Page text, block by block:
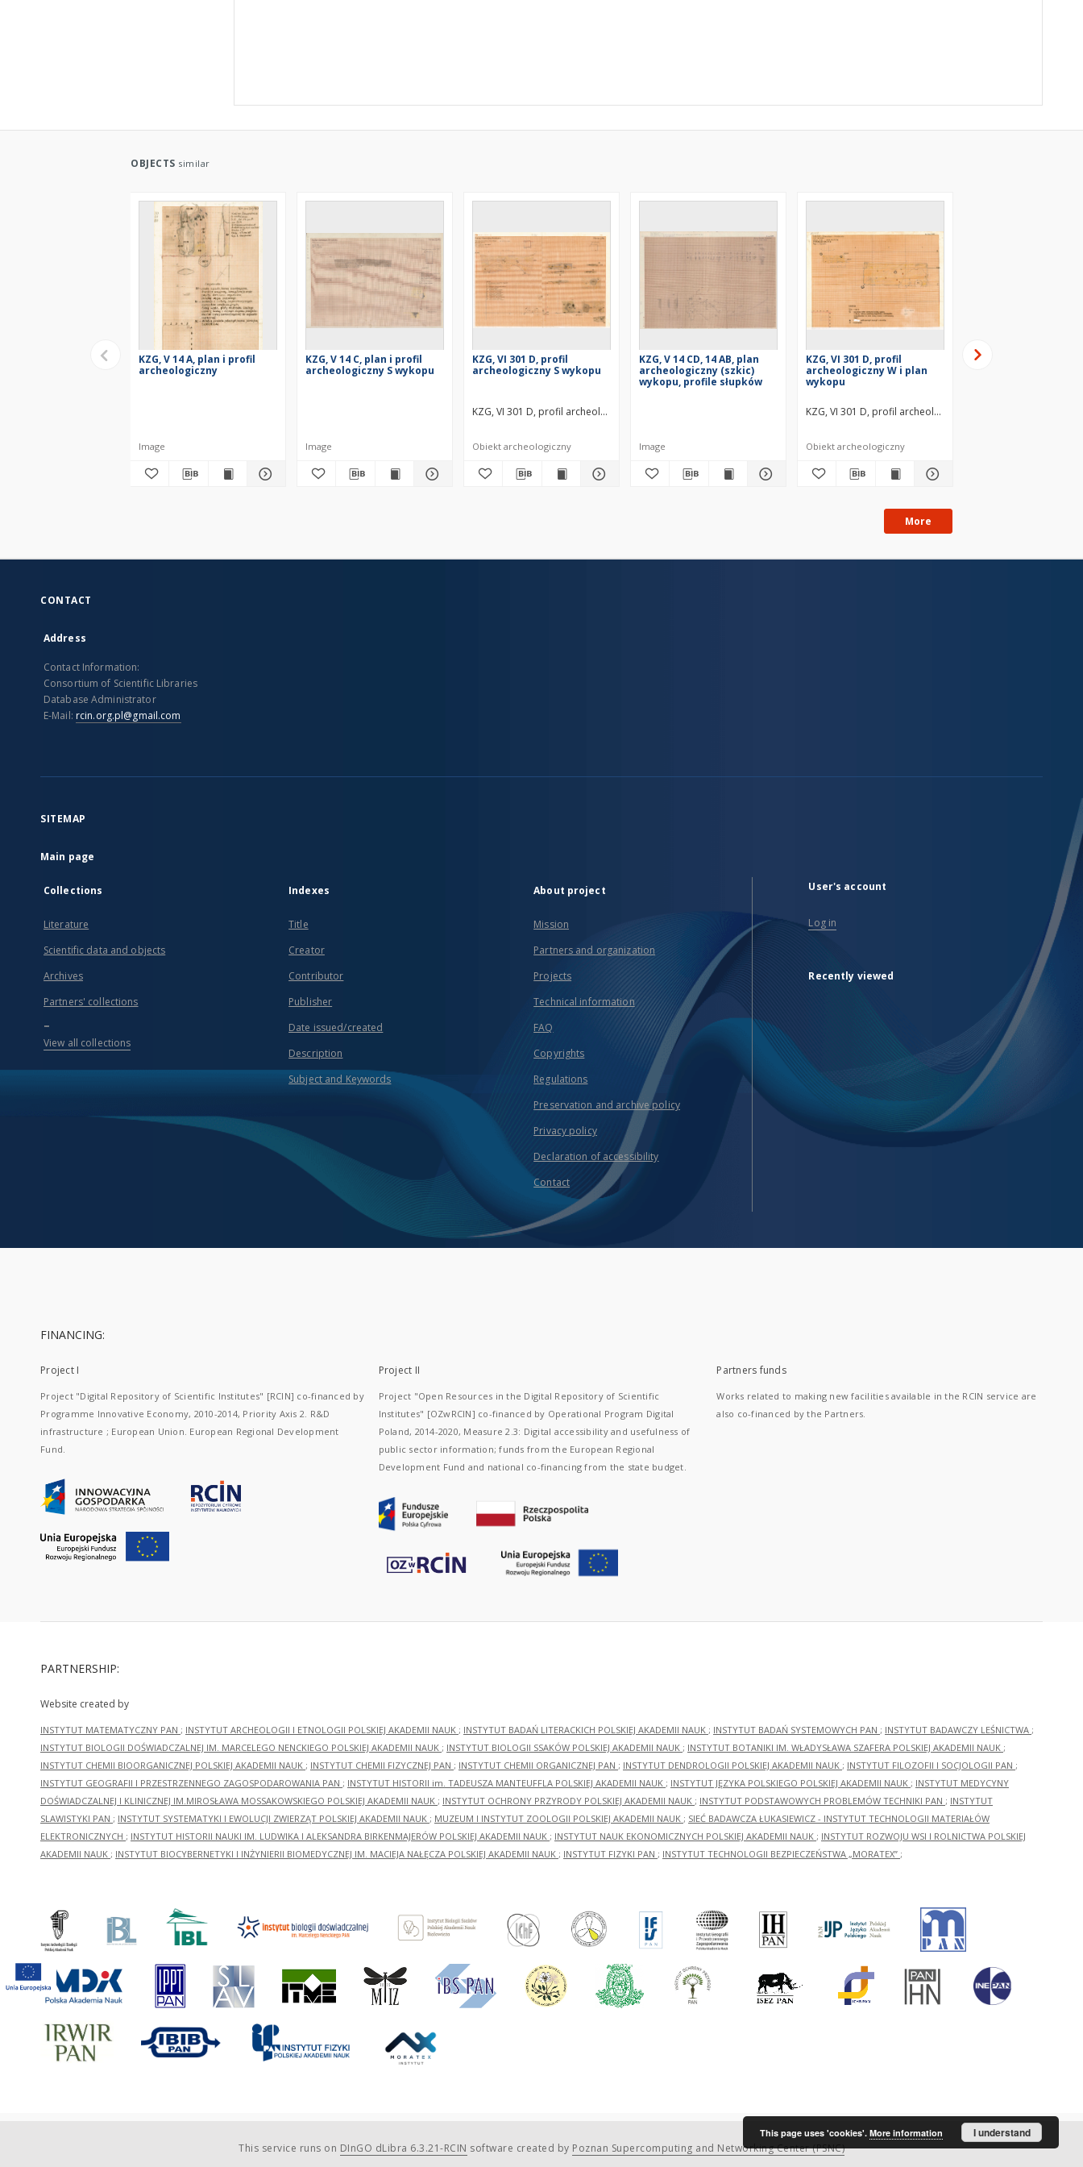
OBJECTS similar
KZG, V 14 A, plan i profil
archeologiczny
Image
KZG, V 14 C, plan i profil
archeologiczny S wykopu
Image
KZG, VI 301 D, profil
archeologiczny S wykopu
KZG, VI 301 D, profil archeologiczny S wykopu średniowiecze wczesne
Obiekt archeologiczny
KZG, V 14 CD, 14 AB, plan
archeologiczny (szkic)
wykopu, profile słupków
Image
KZG, VI 301 D, profil
archeologiczny W i plan
wykopu
KZG, VI 301 D, profil archeologiczny W i plan wykopu
Obiekt archeologiczny
KZG, VI 301 D, profil
More
CONTACT
Address
Contact Information:
Consortium of Scientific Libraries
Database Administrator
E-Mail: rcin.org.pl@gmail.com
SITEMAP
Main page
Collections
Literature
Scientific data and objects
Archives
Partners' collections
...
View all collections
Indexes
Title
Creator
Contributor
Publisher
Date issued/created
Description
Subject and Keywords
About project
Mission
Partners and organization
Projects
Technical information
FAQ
Copyrights
Regulations
Preservation and archive policy
Privacy policy
Declaration of accessibility
Contact
User's account
Log in
Recently viewed
FINANCING:
Project I
Project "Digital Repository of Scientific Institutes" [RCIN] co-financed by
Programme Innovative Economy, 2010-2014, Priority Axis 2. R&D
infrastructure ; European Union. European Regional Development
Fund.
Project II
Project "Open Resources in the Digital Repository of Scientific
Institutes" [OZwRCIN] co-financed by Operational Program Digital
Poland, 2014-2020, Measure 2.3: Digital accessibility and usefulness of
public sector information; funds from the European Regional
Development Fund and national co-financing from the state budget.
Partners funds
Works related to making new facilities available in the RCIN service are
also co-financed by the Partners.
PARTNERSHIP:
Website created by
INSTYTUT MATEMATYCZNY PAN ; INSTYTUT ARCHEOLOGII I ETNOLOGII POLSKIEJ AKADEMII NAUK ; INSTYTUT BADAŃ LITERACKICH POLSKIEJ AKADEMII NAUK ; INSTYTUT BADAŃ SYSTEMOWYCH PAN ; INSTYTUT BADAWCZY LEŚNICTWA ;
INSTYTUT BIOLOGII DOŚWIADCZALNEJ IM. MARCELEGO NENCKIEGO POLSKIEJ AKADEMII NAUK ; INSTYTUT BIOLOGII SSAKÓW POLSKIEJ AKADEMII NAUK ; INSTYTUT BOTANIKI IM. WŁADYSŁAWA SZAFERA POLSKIEJ AKADEMII NAUK ;
INSTYTUT CHEMII BIOORGANICZNEJ POLSKIEJ AKADEMII NAUK ; INSTYTUT CHEMII FIZYCZNEJ PAN ; INSTYTUT CHEMII ORGANICZNEJ PAN ; INSTYTUT DENDROLOGII POLSKIEJ AKADEMII NAUK ; INSTYTUT FILOZOFII I SOCJOLOGII PAN ;
INSTYTUT GEOGRAFII I PRZESTRZENNEGO ZAGOSPODAROWANIA PAN ; INSTYTUT HISTORII im. TADEUSZA MANTEUFFLA POLSKIEJ AKADEMII NAUK ; INSTYTUT JĘZYKA POLSKIEGO POLSKIEJ AKADEMII NAUK ; INSTYTUT MEDYCYNY
DOŚWIADCZALNEJ I KLINICZNEJ IM.MIROSŁAWA MOSSAKOWSKIEGO POLSKIEJ AKADEMII NAUK ; INSTYTUT OCHRONY PRZYRODY POLSKIEJ AKADEMII NAUK ; INSTYTUT PODSTAWOWYCH PROBLEMÓW TECHNIKI PAN ; INSTYTUT
SLAWISTYKI PAN ; INSTYTUT SYSTEMATYKI I EWOLUCJI ZWIERZĄT POLSKIEJ AKADEMII NAUK ; MUZEUM I INSTYTUT ZOOLOGII POLSKIEJ AKADEMII NAUK ; SIEĆ BADAWCZA ŁUKASIEWICZ - INSTYTUT TECHNOLOGII MATERIAŁÓW
ELEKTRONICZNYCH ; INSTYTUT HISTORII NAUKI IM. LUDWIKA I ALEKSANDRA BIRKENMAJERÓW POLSKIEJ AKADEMII NAUK ; INSTYTUT NAUK EKONOMICZNYCH POLSKIEJ AKADEMII NAUK ; INSTYTUT ROZWOJU WSI I ROLNICTWA POLSKIEJ
AKADEMII NAUK ; INSTYTUT BIOCYBERNETYKI I INŻYNIERII BIOMEDYCZNEJ IM. MACIEJA NAŁĘCZA POLSKIEJ AKADEMII NAUK ; INSTYTUT FIZYKI PAN ; INSTYTUT TECHNOLOGII BEZPIECZEŃSTWA „MORATEX” ;
This service runs on DInGO dLibra 6.3.21-RCIN software created by Poznan Supercomputing and Networking Center (PSNC)
This page uses 'cookies'. More information I understand